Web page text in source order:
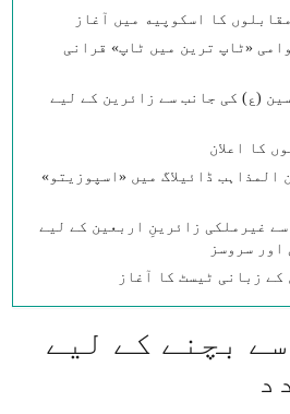
کا اسکوپیه میں آغاز
«ٹاپ ترین میں ٹاپ» قرانی
(ع) کی جانب سے زائرین کے لیے
کا اعلان
المذاہب ڈائیلاگ میں «اسپوزیتو»
غیرملکی زائرینِ اربعین کے لیے
سروسز
زبانی ٹیسٹ کا آغاز
بچنے کے لیے